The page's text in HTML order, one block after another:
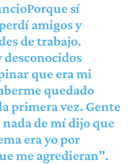
sí
amigos y
de trabajo.
desconocidos
que era mi
quedado
primera vez. Gente
nada de mí dijo que
era yo por
me agredieran".